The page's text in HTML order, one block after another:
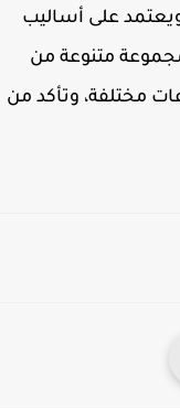
على أساليب
متنوعة من
وتأكد من